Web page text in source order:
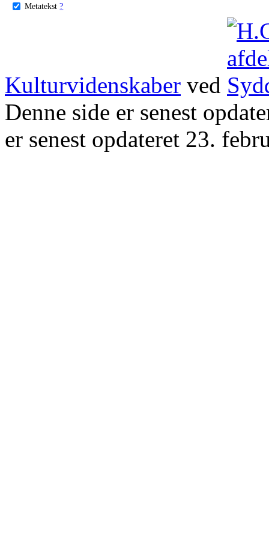
Metatekst ?
Kulturvidenskaber ved
Denne side er senest
er senest opdateret 23.